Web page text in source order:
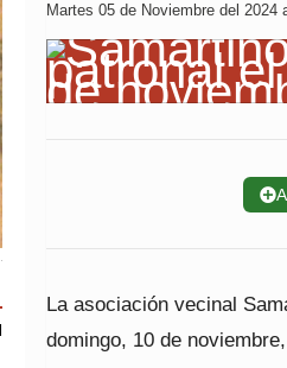
Martes 05 de Noviembre del 2024
➕
La asociación vecinal
domingo, 10 de